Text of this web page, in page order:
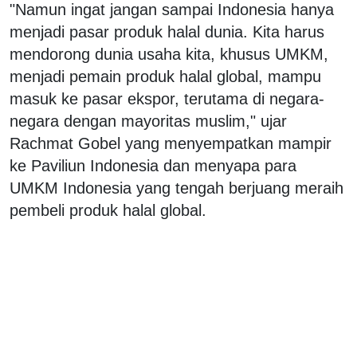
"Namun ingat jangan sampai Indonesia hanya
menjadi pasar produk halal dunia. Kita harus
mendorong dunia usaha kita, khusus UMKM,
menjadi pemain produk halal global, mampu
masuk ke pasar ekspor, terutama di negara-
negara dengan mayoritas muslim," ujar
Rachmat Gobel yang menyempatkan mampir
ke Paviliun Indonesia dan menyapa para
UMKM Indonesia yang tengah berjuang meraih
pembeli produk halal global.